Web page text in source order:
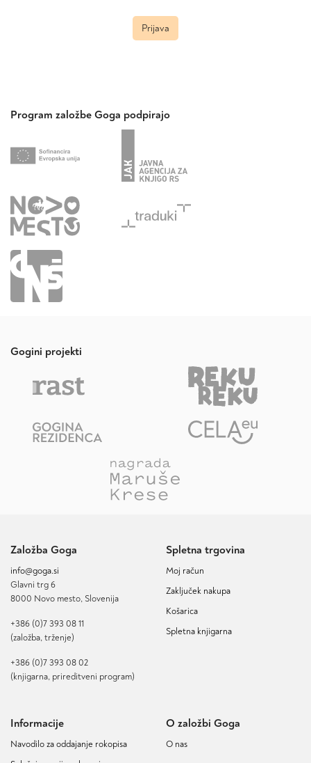
Prijava
Program založbe Goga podpirajo
Gogini projekti
Založba Goga
info@goga.si
Glavni trg 6
8000 Novo mesto, Slovenija
+386 (0)7 393 08 11
(založba, trženje)
+386 (0)7 393 08 02
(knjigarna, prireditveni program)
Spletna trgovina
Moj račun
Zaključek nakupa
Košarica
Spletna knjigarna
Informacije
Navodilo za oddajanje rokopisa
O založbi Goga
O nas